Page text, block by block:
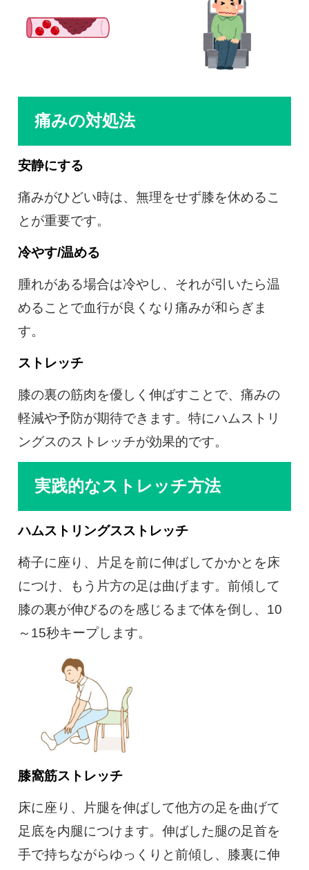
痛みの対処法
安静にする
痛みがひどい時は、無理をせず膝を休めるこ
とが重要です。
冷やす/温める
腫れがある場合は冷やし、それが引いたら温
めることで血行が良くなり痛みが和らぎま
す。
ストレッチ
膝の裏の筋肉を優しく伸ばすことで、痛みの
軽減や予防が期待できます。特にハムストリ
ングスのストレッチが効果的です。
実践的なストレッチ方法
ハムストリングスストレッチ
椅子に座り、片足を前に伸ばしてかかとを床
につけ、もう片方の足は曲げます。前傾して
膝の裏が伸びるのを感じるまで体を倒し、10
～15秒キープします。
膝窩筋ストレッチ
床に座り、片腿を伸ばして他方の足を曲げて
足底を内腿につけます。伸ばした腿の足首を
手で持ちながらゆっくりと前傾し、膝裏に伸